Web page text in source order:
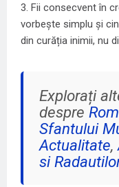
3. Fii consecvent în
vorbește simplu și
din curăția inimii, nu
Explorați
despre
Sfantului
Actualitate,
si